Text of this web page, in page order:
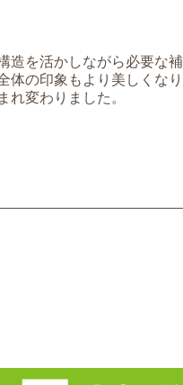
造を活かしながら必要な補
体の印象もより美しくなり
変わりました。